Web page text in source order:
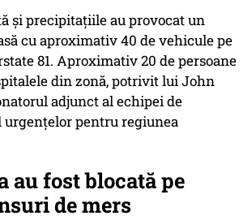
și precipitațiile au provocat un
cu aproximativ 40 de vehicule pe
81. Aproximativ 20 de persoane
din zonă, potrivit lui John
adjunct al echipei de
urgențelor pentru regiunea
au fost blocată pe
de mers